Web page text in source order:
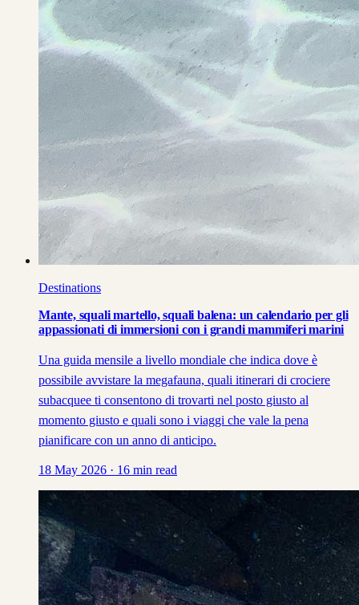
Destinations
Mante, squali martello, squali balena: un calendario per gli
appassionati di immersioni con i grandi mammiferi marini
Una guida mensile a livello mondiale che indica dove è
possibile avvistare la megafauna, quali itinerari di crociere
subacquee ti consentono di trovarti nel posto giusto al
momento giusto e quali sono i viaggi che vale la pena
pianificare con un anno di anticipo.
18 May 2026 · 16 min read